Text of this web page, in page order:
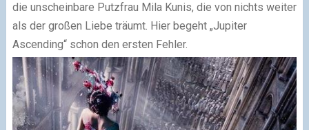
die unscheinbare Putzfrau Mila Kunis, die von nichts weiter
als der großen Liebe träumt. Hier begeht „Jupiter
Ascending“ schon den ersten Fehler.